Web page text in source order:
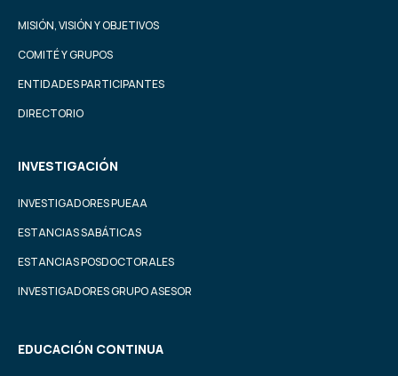
MISIÓN, VISIÓN Y OBJETIVOS
COMITÉ Y GRUPOS
ENTIDADES PARTICIPANTES
DIRECTORIO
INVESTIGACIÓN
INVESTIGADORES PUEAA
ESTANCIAS SABÁTICAS
ESTANCIAS POSDOCTORALES
INVESTIGADORES GRUPO ASESOR
EDUCACIÓN CONTINUA